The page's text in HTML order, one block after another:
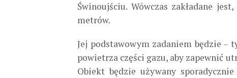
Świnoujściu. Wówczas zakładane
metrów.
Jej podstawowym zadaniem będzie –
powietrza części gazu, aby zapewnić
Obiekt będzie używany